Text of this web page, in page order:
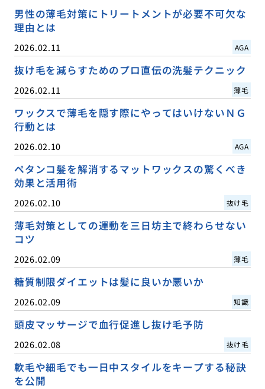
男性の薄毛対策にトリートメントが必要不可欠な
理由とは
2026.02.11 AGA
抜け毛を減らすためのプロ直伝の洗髪テクニック
2026.02.11 薄毛
ワックスで薄毛を隠す際にやってはいけないＮＧ
行動とは
2026.02.10 AGA
ペタンコ髪を解消するマットワックスの驚くべき
効果と活用術
2026.02.10 抜け毛
薄毛対策としての運動を三日坊主で終わらせない
コツ
2026.02.09 薄毛
糖質制限ダイエットは髪に良いか悪いか
2026.02.09 知識
頭皮マッサージで血行促進し抜け毛予防
2026.02.08 抜け毛
軟毛や細毛でも一日中スタイルをキープする秘訣
を公開